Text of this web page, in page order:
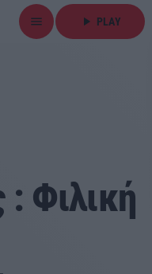
menu play_arrow PLAY
close
: Φιλική